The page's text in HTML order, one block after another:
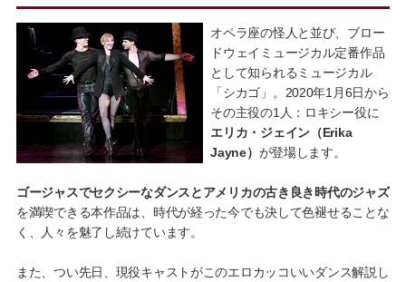
オペラ座の怪人と並び、ブロー
ドウェイミュージカル定番作品
として知られるミュージカル
「シカゴ」。2020年1月6日から
その主役の1人：ロキシー役に
エリカ・ジェイン（Erika
Jayne） が登場します。
ゴージャスでセクシーなダンスとアメリカの古き良き時代のジャズ
を満喫できる本作品は、時代が経った今でも決して色褪せることな
く、人々を魅了し続けています。
また、つい先日、現役キャストがこのエロカッコいいダンス解説し